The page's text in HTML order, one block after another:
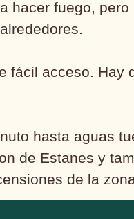
hacer fuego, pero
fácil acceso. Hay
hasta aguas
de Estanes y
de la